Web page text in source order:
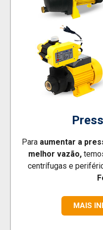
Para aumentar a
melhor vazão,
centrífugas e
MAIS